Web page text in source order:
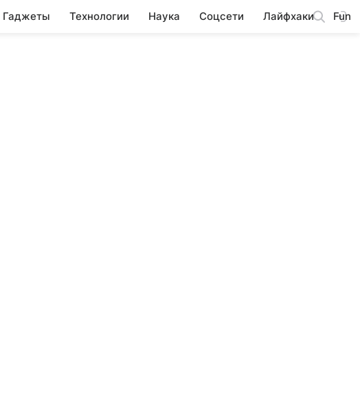
Гаджеты Технологии Наука Соцсети Лайфхаки Fun